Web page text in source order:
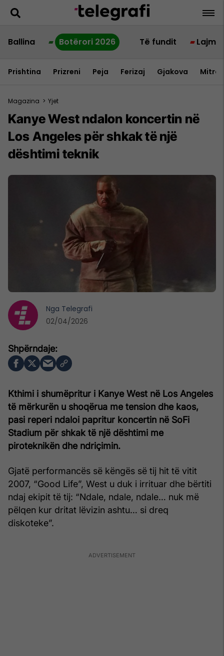
Ballina Botërori 2026 Të fundit Lajme
Prishtina Prizreni Peja Ferizaj Gjakova
Magazina > Yjet
Kanye West ndalon koncertin në
Los Angeles për shkak të një
dështimi teknik
Kthimi i shumëpritur i Kanye West në Los Angeles
të mërkurën u shoqërua me tension dhe kaos,
pasi reperi ndaloi papritur koncertin në SoFi
Stadium për shkak të një dështimi me
piroteknikën dhe ndriçimin.
Gjatë performancës së këngës së tij hit të vitit
2007, “Good Life”, West u duk i irrituar dhe bërtiti
ndaj ekipit të tij: “Ndale, ndale, ndale… nuk më
pëlqen kur dritat lëvizin ashtu… si dreq
diskoteke”.
Nga Telegrafi
02/04/2026